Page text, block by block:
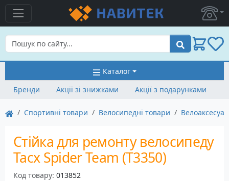
Пошук
Каталог
Бренди
Акції зі знижками Акції з подарунками
Спортивні товари Велосипедні товари
Стійка для ремонту велосипеду
Tacx Spider Team (T3350)
Код товару: 013852